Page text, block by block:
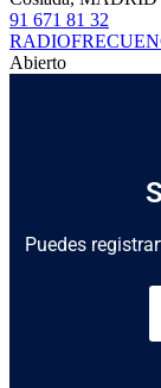
91 671 81 32
Abierto
Puedes